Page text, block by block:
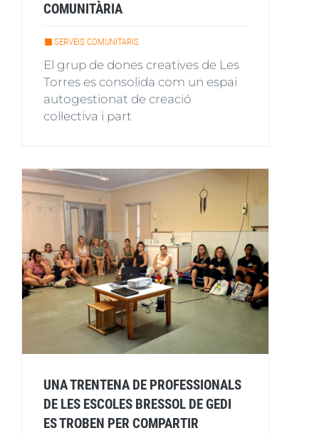
COMUNITÀRIA
SERVEIS COMUNITARIS
El grup de dones creatives de Les
Torres es consolida com un espai
autogestionat de creació
col·lectiva i part
UNA TRENTENA DE PROFESSIONALS
DE LES ESCOLES BRESSOL DE GEDI
ES TROBEN PER COMPARTIR